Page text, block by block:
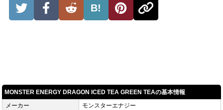
B!
MONSTER ENERGY DRAGON ICED TEA GREEN TEAの基本情報
メーカー
モンスターエナジー